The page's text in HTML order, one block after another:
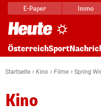
E-Paper Immo
ÖsterreichSport
Startseite Kino Filme Spring
Kino